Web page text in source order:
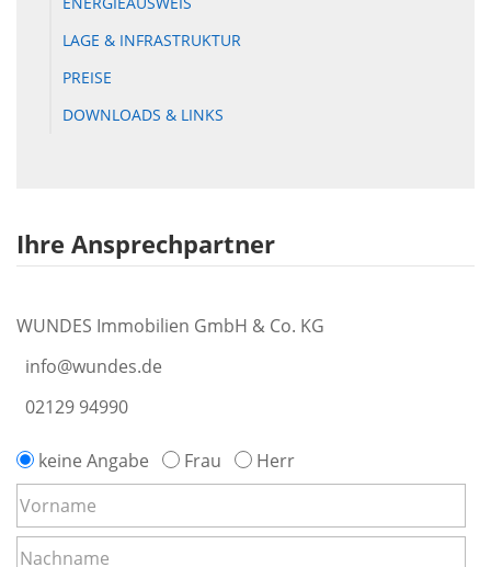
LAGE & INFRASTRUKTUR
PREISE
DOWNLOADS & LINKS
Ihre Ansprechpartner
WUNDES Immobilien GmbH & Co. KG
info@wundes.de
02129 94990
keine Angabe Frau Herr